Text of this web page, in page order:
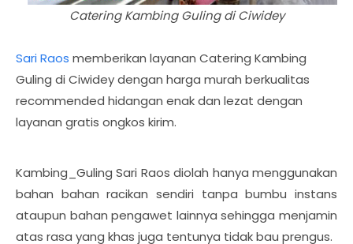
Catering Kambing Guling di Ciwidey
Sari Raos memberikan layanan Catering Kambing
Guling di Ciwidey dengan harga murah berkualitas
recommended hidangan enak dan lezat dengan
layanan gratis ongkos kirim.
Kambing_Guling Sari Raos diolah hanya menggunakan
bahan bahan racikan sendiri tanpa bumbu instans
ataupun bahan pengawet lainnya sehingga menjamin
atas rasa yang khas juga tentunya tidak bau prengus.